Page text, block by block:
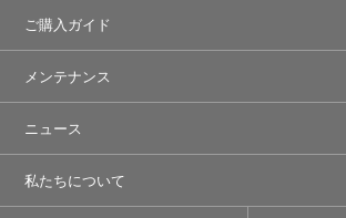
ご購入ガイド
メンテナンス
ニュース
私たちについて